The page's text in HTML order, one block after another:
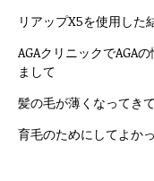
リアップX5を使用した
AGAクリニックでAGA
まして
髪の毛が薄くなってき
育毛のためにしてよか